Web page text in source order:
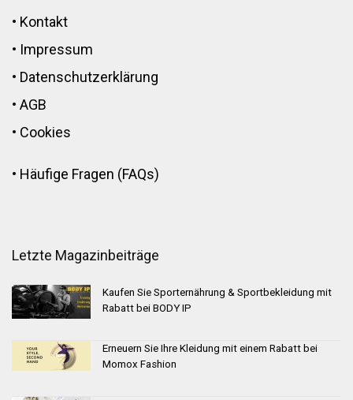
• Kontakt
• Impressum
• Datenschutzerklärung
• AGB
• Cookies
• Häufige Fragen (FAQs)
Letzte Magazinbeiträge
Kaufen Sie Sporternährung & Sportbekleidung mit
Rabatt bei BODY IP
Erneuern Sie Ihre Kleidung mit einem Rabatt bei
Momox Fashion